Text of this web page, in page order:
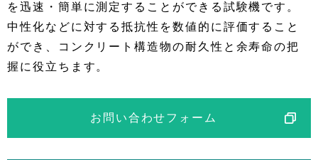
を迅速・簡単に測定することができる試験機です。
中性化などに対する抵抗性を数値的に評価すること
ができ、コンクリート構造物の耐久性と余寿命の把
握に役立ちます。
お問い合わせフォーム